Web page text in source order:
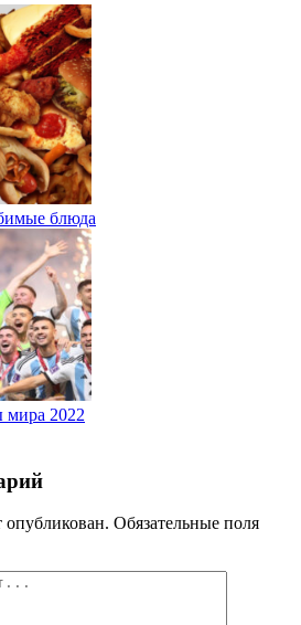
блюда
2022
опубликован. Обязательные поля